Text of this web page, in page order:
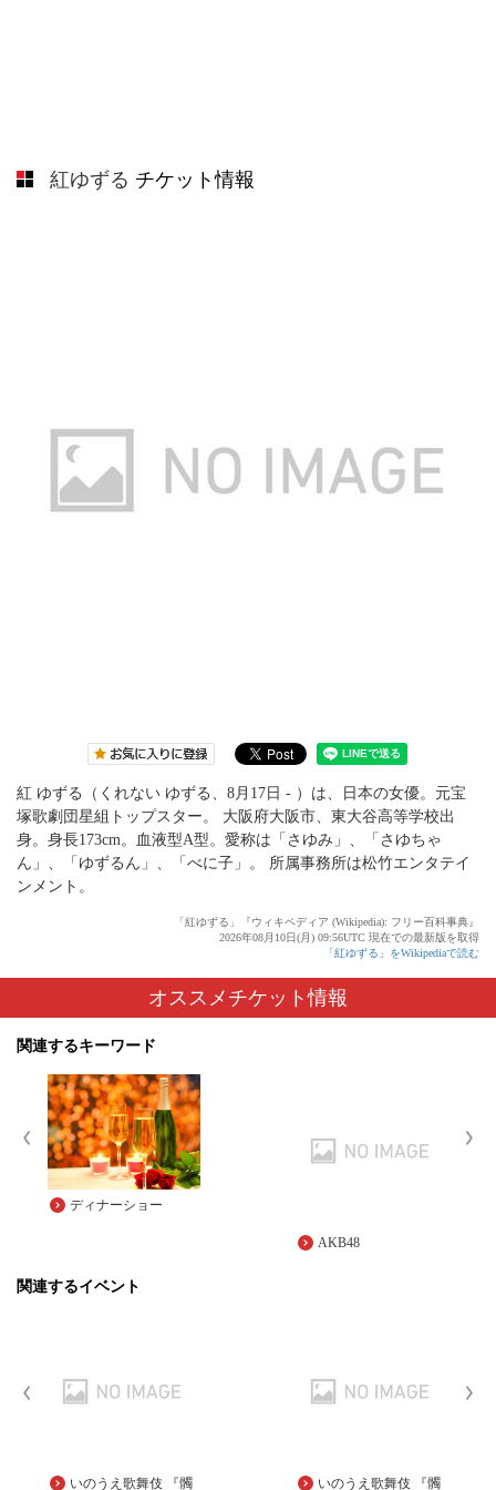
紅ゆずる チケット情報
紅 ゆずる（くれない ゆずる、8月17日 - ）は、日本の女優。元宝
塚歌劇団星組トップスター。 大阪府大阪市、東大谷高等学校出
身。身長173cm。血液型A型。愛称は「さゆみ」、「さゆちゃ
ん」、「ゆずるん」、「べに子」。 所属事務所は松竹エンタテイ
ンメント。
「紅ゆずる」『ウィキペディア (Wikipedia): フリー百科事典』
2026年08月10日(月) 09:56UTC 現在での最新版を取得
「紅ゆずる」をWikipediaで読む
オススメチケット情報
関連するキーワード
ディナーショー
AKB48
関連するイベント
いのうえ歌舞伎 『髑 いのうえ歌舞伎 『髑